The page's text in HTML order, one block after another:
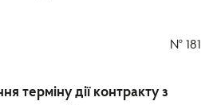
№ 181
терміну дії контракту з